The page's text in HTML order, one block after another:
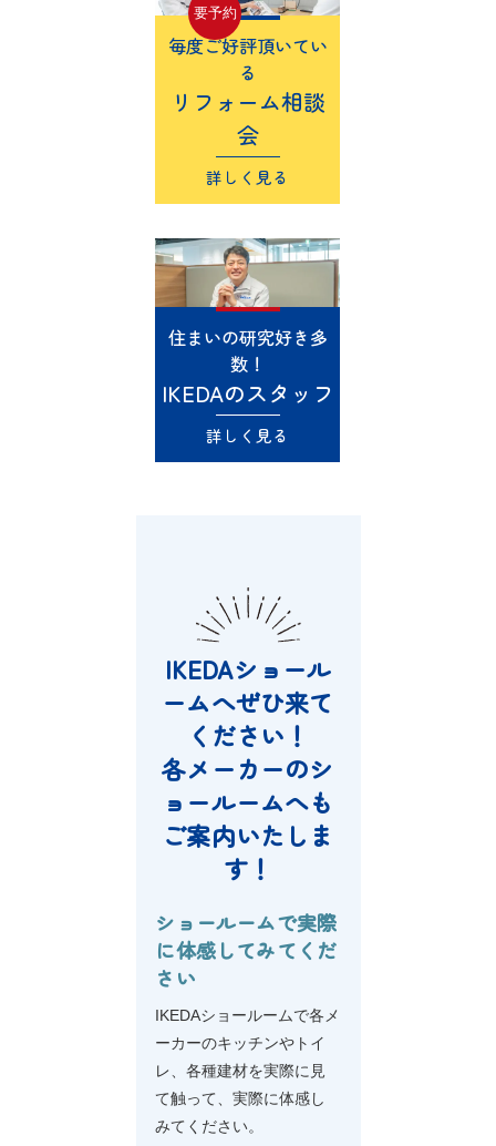
詳
し
く
見
る
要予約
毎度ご好評頂いてい
る
リフォーム相談
会
詳しく見る
住まいの研究好き多
数！
IKEDAのスタッフ
詳しく見る
IKEDAショール
ームへぜひ来て
ください！
各メーカーのシ
ョールームへも
ご案内いたしま
す！
ショールームで実際
に体感してみてくだ
さい
IKEDAショールームで各メ
ーカーのキッチンやトイ
レ、各種建材を実際に見
て触って、実際に体感し
みてください。